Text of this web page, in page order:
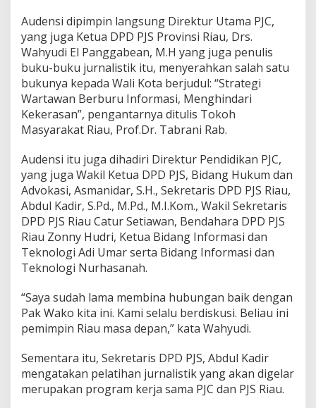
Audensi dipimpin langsung Direktur Utama PJC,
yang juga Ketua DPD PJS Provinsi Riau, Drs.
Wahyudi El Panggabean, M.H yang juga penulis
buku-buku jurnalistik itu, menyerahkan salah satu
bukunya kepada Wali Kota berjudul: “Strategi
Wartawan Berburu Informasi, Menghindari
Kekerasan”, pengantarnya ditulis Tokoh
Masyarakat Riau, Prof.Dr. Tabrani Rab.
Audensi itu juga dihadiri Direktur Pendidikan PJC,
yang juga Wakil Ketua DPD PJS, Bidang Hukum dan
Advokasi, Asmanidar, S.H., Sekretaris DPD PJS Riau,
Abdul Kadir, S.Pd., M.Pd., M.I.Kom., Wakil Sekretaris
DPD PJS Riau Catur Setiawan, Bendahara DPD PJS
Riau Zonny Hudri, Ketua Bidang Informasi dan
Teknologi Adi Umar serta Bidang Informasi dan
Teknologi Nurhasanah.
“Saya sudah lama membina hubungan baik dengan
Pak Wako kita ini. Kami selalu berdiskusi. Beliau ini
pemimpin Riau masa depan,” kata Wahyudi.
Sementara itu, Sekretaris DPD PJS, Abdul Kadir
mengatakan pelatihan jurnalistik yang akan digelar
merupakan program kerja sama PJC dan PJS Riau.